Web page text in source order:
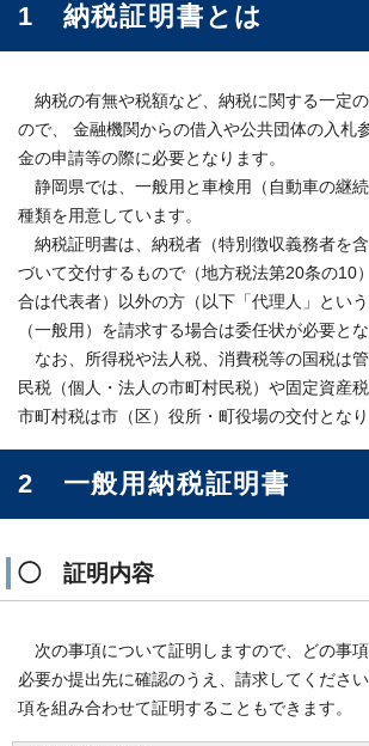
1 納税証明書とは
納税の有無や税額など、納税に関する一定
ので、 金融機関からの借入や公共団体の入札
金の申請等の際に必要となります。
静岡県では、一般用と車検用（自動車の継
種類を用意しています。
納税証明書は、納税者（特別徴収義務者を
づいて交付するもので（地方税法第20条の10
合は代表者）以外の方（以下「代理人」とい
（一般用）を請求する場合は委任状が必要とな
なお、所得税や法人税、消費税等の国税は
民税（個人・法人の市町村民税）や固定資産
市町村税は市（区）役所・町役場の交付となり
2 一般用納税証明書
◯ 証明内容
次の事項について証明しますので、どの事
必要か提出先に確認のうえ、請求してくださ
項を組み合わせて証明することもできます。